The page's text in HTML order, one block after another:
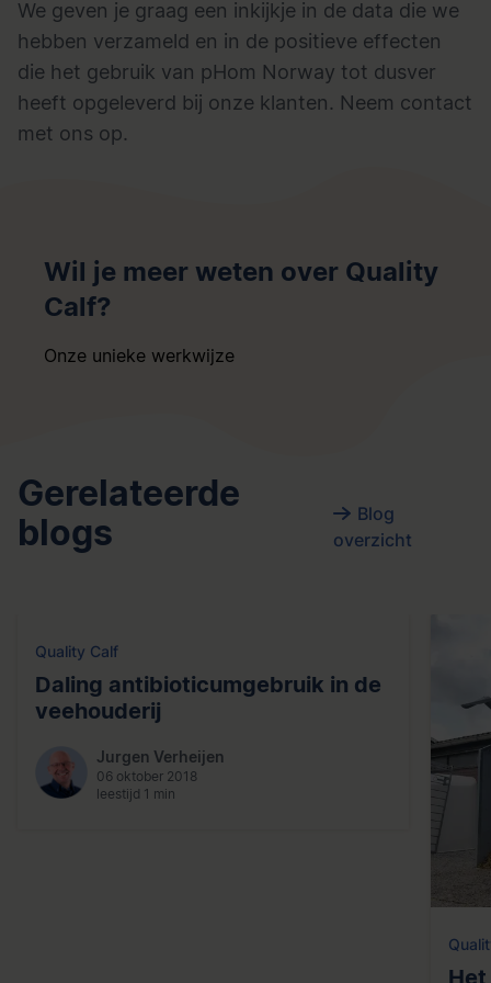
We geven je graag een inkijkje in de data die we
hebben verzameld en in de positieve effecten
die het gebruik van pHom Norway tot dusver
heeft opgeleverd bij onze klanten. Neem contact
met ons op.
Wil je meer weten over Quality
Calf?
Onze unieke werkwijze
Gerelateerde
blogs
Blog
overzicht
Quality Calf
Daling antibioticumgebruik in de
veehouderij
Jurgen Verheijen
06 oktober 2018
leestijd 1 min